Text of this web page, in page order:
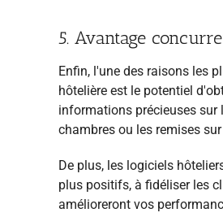
5. Avantage
Enfin, l'une des raisons les
hôtelière est le potentiel
informations précieuses sur
chambres ou les remises
De plus, les logiciels
plus positifs, à fidéliser les
amélioreront vos